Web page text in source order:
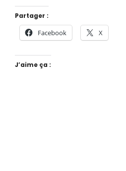
Partager :
Facebook X
J’aime ça :